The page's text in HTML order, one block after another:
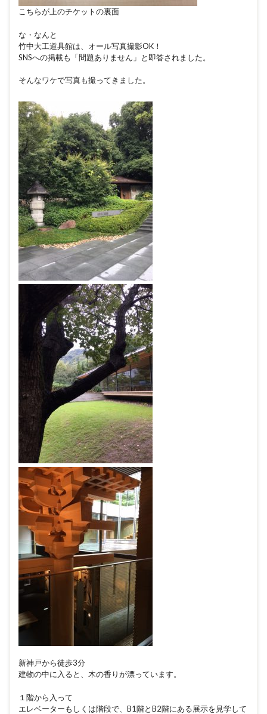
こちらが上のチケットの裏面
な・なんと
竹中大工道具館は、オール写真撮影OK！
SNSへの掲載も「問題ありません」と即答されました。
そんなワケで写真も撮ってきました。
新神戸から徒歩3分
建物の中に入ると、木の香りが漂っています。
１階から入って
エレベーターもしくは階段で、B1階とB2階にある展示を見学して